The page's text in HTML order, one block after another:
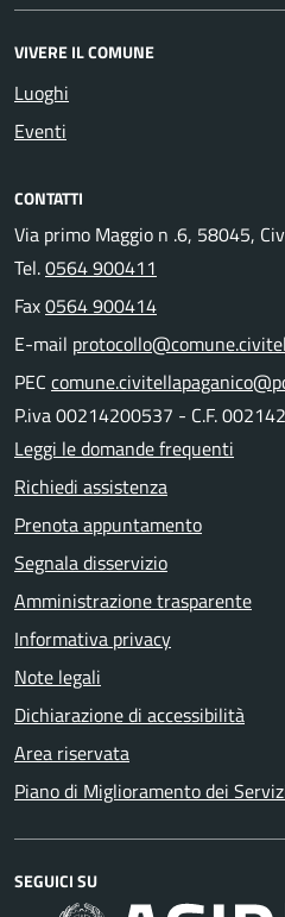
VIVERE IL COMUNE
Luoghi
Eventi
CONTATTI
Via primo Maggio n .6, 58045,
Tel.0564 900411
Fax0564 900414
E-mail
PEC
P.iva 00214200537 - C.F.
Leggi le domande frequenti
Richiedi assistenza
Prenota appuntamento
Segnala disservizio
Amministrazione trasparente
Informativa privacy
Note legali
Dichiarazione di accessibilità
Area riservata
Piano di Miglioramento dei
SEGUICI SU